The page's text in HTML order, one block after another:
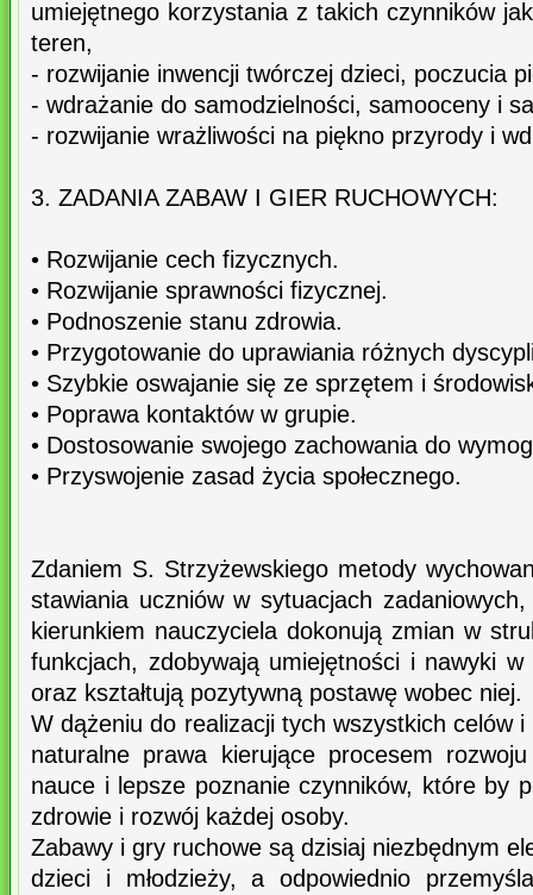
umiejętnego korzystania z takich czynników
teren,
- rozwijanie inwencji twórczej dzieci, poczucia
- wdrażanie do samodzielności, samooceny i
- rozwijanie wrażliwości na piękno przyrody i
3. ZADANIA ZABAW I GIER RUCHOWYCH:
• Rozwijanie cech fizycznych.
• Rozwijanie sprawności fizycznej.
• Podnoszenie stanu zdrowia.
• Przygotowanie do uprawiania różnych
• Szybkie oswajanie się ze sprzętem i
• Poprawa kontaktów w grupie.
• Dostosowanie swojego zachowania do
• Przyswojenie zasad życia społecznego.
Zdaniem S. Strzyżewskiego metody
stawiania uczniów w sytuacjach
kierunkiem nauczyciela dokonują zmian w
funkcjach, zdobywają umiejętności i nawyki
oraz kształtują pozytywną postawę wobec niej.
W dążeniu do realizacji tych wszystkich celów
naturalne prawa kierujące procesem
nauce i lepsze poznanie czynników, które by
zdrowie i rozwój każdej osoby.
Zabawy i gry ruchowe są dzisiaj niezbędnym
dzieci i młodzieży, a odpowiednio